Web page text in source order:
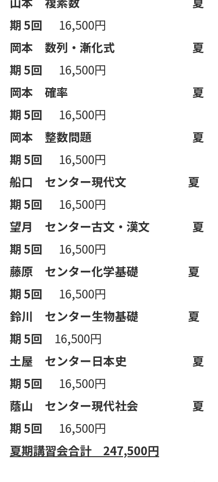
期5回 16,500円
岡本 数列・漸化式
夏
期5回 16,500円
岡本 確率
夏
期5回 16,500円
岡本 整数問題
夏
期5回 16,500円
船口 センター現代文
夏
期5回 16,500円
望月 センター古文・漢文
夏
期5回 16,500円
藤原 センター化学基礎
夏
期5回 16,500円
鈴川 センター生物基礎
夏
期5回
16,500円
土屋 センター日本史
夏
期5回 16,500円
蔭山 センター現代社会
夏
期5回 16,500円
夏期講習会合計 247,500円